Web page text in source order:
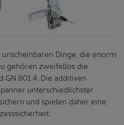
Dinge, die enorm
gehören zweifellos die
GN 801.4. Die additiven
unterschiedlichster
und spielen daher eine